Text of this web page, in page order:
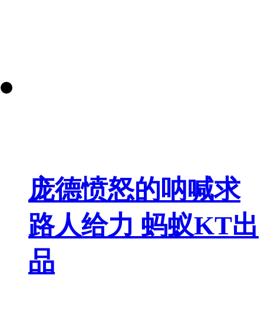
庞德愤怒的呐喊求
路人给力 蚂蚁KT出
品